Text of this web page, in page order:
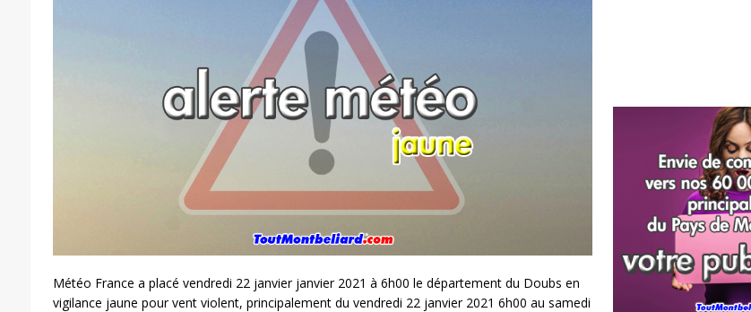
Météo France a placé vendredi 22 janvier janvier 2021 à 6h00 le département du Doubs en
vigilance jaune pour vent violent, principalement du vendredi 22 janvier 2021 6h00 au samedi